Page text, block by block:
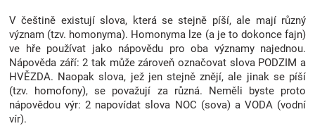
V češtině existují slova, která se stejně píší, ale mají různý
význam (tzv. homonyma). Homonyma lze (a je to dokonce fajn)
ve hře používat jako nápovědu pro oba významy najednou.
Nápověda září: 2 tak může zároveň označovat slova PODZIM a
HVĚZDA. Naopak slova, jež jen stejně znějí, ale jinak se píší
(tzv. homofony), se považují za různá. Neměli byste proto
nápovědou výr: 2 napovídat slova NOC (sova) a VODA (vodní
vír).